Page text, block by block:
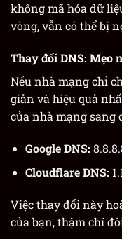
không mã hóa dữ
vòng, vẫn có thể bị
Thay đổi DNS: Mẹo
Nếu nhà mạng chỉ
giản và hiệu quả
của nhà mạng sang
Google DNS:
Cloudflare DNS:
Việc thay đổi này
của bạn, thậm chí